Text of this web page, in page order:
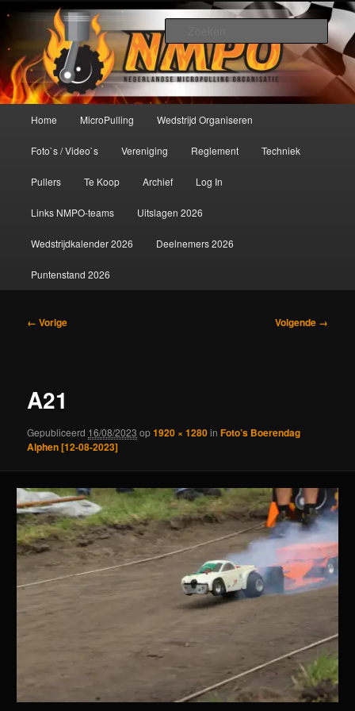
primaire
inhoudNederlandse MicroPulling
Organisatie
De meest krachtige modelbouwsport ter wereld!
Home MicroPulling Wedstrijd Organiseren
Foto`s / Video`s Vereniging Reglement Techniek
Pullers Te Koop Archief Log In
Links NMPO-teams Uitslagen 2026
Wedstrijdkalender 2026 Deelnemers 2026
Puntenstand 2026
Afbeeldingsnavigatie
← Vorige Volgende →
A21
Gepubliceerd 16/08/2023 op1920 × 1280inFoto’s Boerendag
Alphen [12-08-2023]